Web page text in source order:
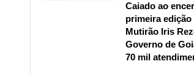
Caiado ao
primeira edição
Mutirão Iris
Governo de
70 mil